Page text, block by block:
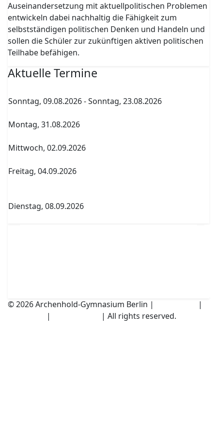
Auseinandersetzung mit aktuellpolitischen Problemen
entwickeln dabei nachhaltig die Fähigkeit zum
selbstständigen politischen Denken und Handeln und
sollen die Schüler zur zukünftigen aktiven politischen
Teilhabe befähigen.
Aktuelle Termine
Sonntag, 09.08.2026-Sonntag, 23.08.2026
Montag, 31.08.2026
Mittwoch, 02.09.2026
Freitag, 04.09.2026
Dienstag, 08.09.2026
© 2026 Archenhold-Gymnasium Berlin |
|
| | All rights reserved.